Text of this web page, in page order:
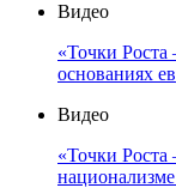
Видео
«Точки
основаниях
Видео
«Точки